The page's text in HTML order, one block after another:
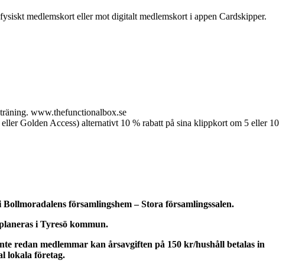
medlemskort eller mot digitalt medlemskort i appen Cardskipper.
www.thefunctionalbox.se
Golden Access) alternativt 10 % rabatt på sina klippkort om 5 eller 10
Bollmoradalens församlingshem–Stora församlingssalen.
i Tyresö kommun.
redan medlemmar kan årsavgiften på 150 kr/hushåll betalas in
lokala företag.